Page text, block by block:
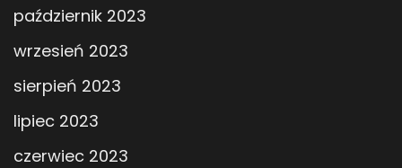
październik 2023
wrzesień 2023
sierpień 2023
lipiec 2023
czerwiec 2023